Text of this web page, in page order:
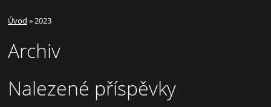
Úvod » 2023
Archiv
Nalezené příspěvky